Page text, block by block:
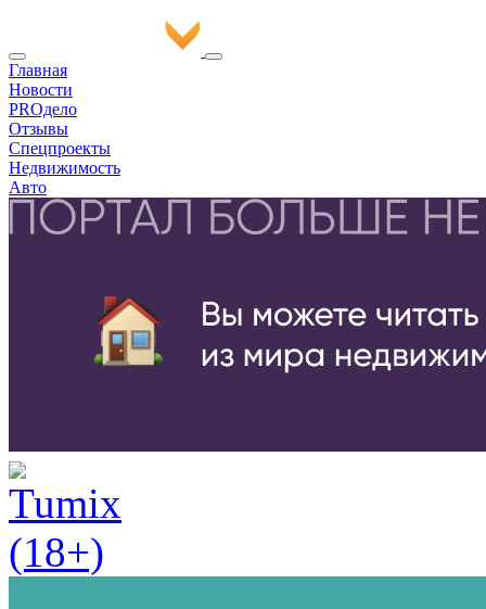
Главная
Новости
PROдело
Отзывы
Спецпроекты
Недвижимость
Авто